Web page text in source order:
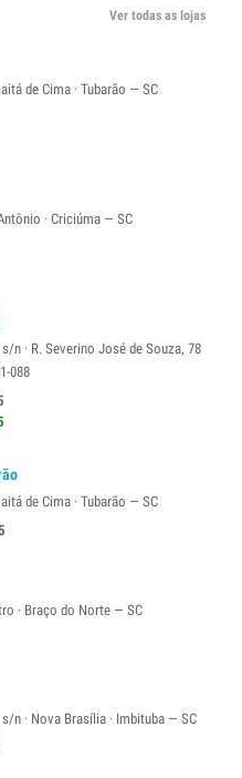
Ver todas as lojas
de Cima · Tubarão — SC
· Criciúma — SC
n · R. Severino José de Souza, 78
088
de Cima · Tubarão — SC
· Braço do Norte — SC
n · Nova Brasília · Imbituba — SC